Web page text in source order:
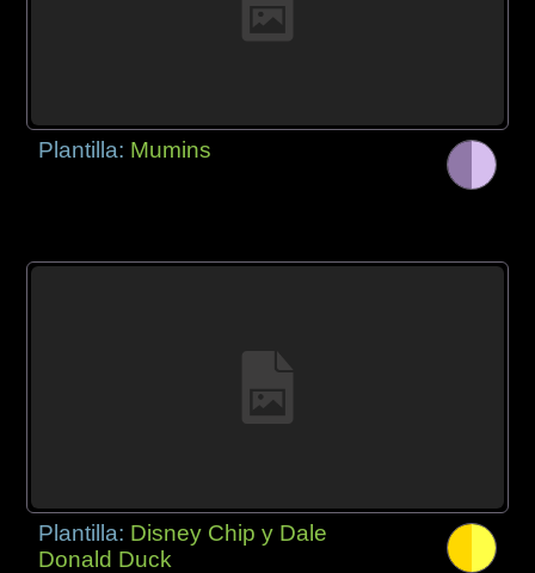
Plantilla: Mumins
Plantilla: Disney Chip y Dale
Donald Duck